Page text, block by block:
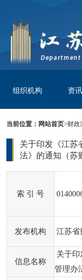
组织机构 资
当前位置： 网站首页>财政
关于印发《江苏
法》的通知（苏
索 引 号
发布机构 江苏省
信息名称
关于
管理办